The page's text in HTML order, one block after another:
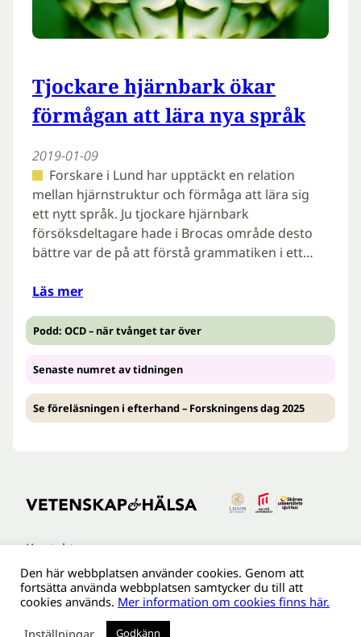
Tjockare hjärnbark ökar
förmågan att lära nya språk
2019-01-09
Forskare i Lund har upptäckt en relation
mellan hjärnstruktur och förmåga att lära sig
ett nytt språk. Ju tjockare hjärnbark
försöksdeltagare hade i Brocas område desto
bättre var de på att förstå grammatiken i ett…
Läs mer
Podd: OCD – när tvånget tar över
Senaste numret av tidningen
Se föreläsningen i efterhand – Forskningens dag 2025
Kontakt
Tillgänglighetsredogöreldse
Om webbplatsen
Behandling av personuppgifter
Den här webbplatsen använder cookies. Genom att
fortsätta använda webbplatsen samtycker du till att
cookies används. Mer information om cookies finns här.
Inställningar
Godkänn